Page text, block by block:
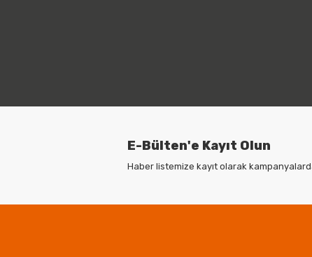
E-Bülten'e Kayıt Olun
Haber listemize kayıt olarak